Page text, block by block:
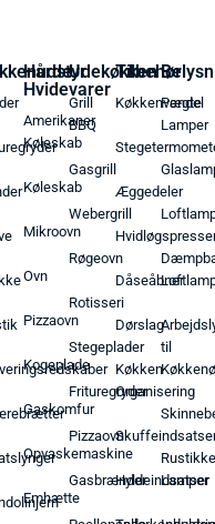
Hårde
Hvidevarer
Amerikaner
Køleskab
Køleskab
Mikroovn
Ovn
Pizzaovn
Kogeplade
Gaskomfur
Opvaskemaskine
Emhætte
Udekøkken
Grill
BBQ
Gasgrill
Webergrill
Røgeovn
Rotisseri
Stegeplader
Frituregryder
Pizzaovn
Gasbrænder
Tilbehør
Køkkenvægte
Æggedeler
Dåseåbner
Dørslag
Køkken
Organisering
Hyldeindsatser
Pendel
Lamper
til
Rustikke
Lamper